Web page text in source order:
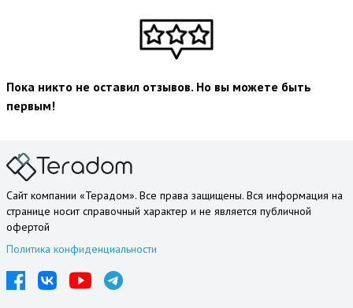
Пока никто не оставил отзывов. Но вы можете быть
первым!
Сайт компании «Терадом». Все права защищены. Вся информация на
странице носит справочный характер и не является публичной
офертой
Политика конфиденциальности